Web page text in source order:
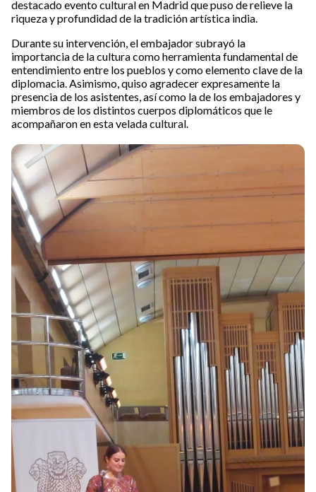
destacado evento cultural en Madrid que puso de relieve la
riqueza y profundidad de la tradición artística india.
Durante su intervención, el embajador subrayó la
importancia de la cultura como herramienta fundamental de
entendimiento entre los pueblos y como elemento clave de la
diplomacia. Asimismo, quiso agradecer expresamente la
presencia de los asistentes, así como la de los embajadores y
miembros de los distintos cuerpos diplomáticos que le
acompañaron en esta velada cultural.